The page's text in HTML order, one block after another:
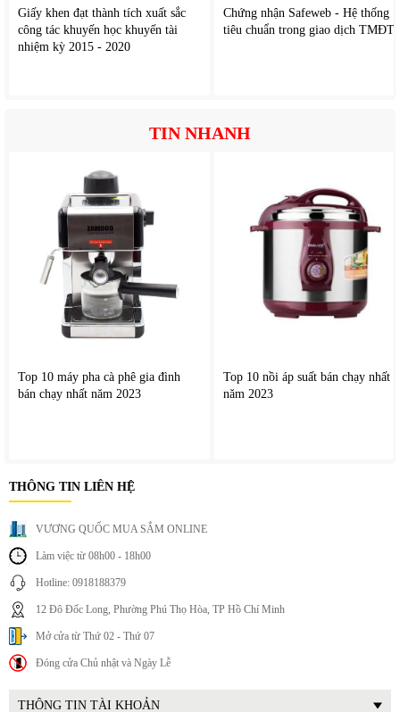
II. Tính năng nổi bật của Kata MG20
Nhiều cấp độ điều chỉnh phù hợp từng nhu cầu
Đi kèm nhiều đầu massage tiện dụng
Pin sạc tiện lợi, linh hoạt
Hoạt động êm, không gây ồn lớn
Phù hợp nhiều đối tượng sử dụng
Giấy khen đạt thành tích xuất sắc
công tác khuyến học khuyến tài
nhiệm kỳ 2015 - 2020
Chứng nhận Safeweb - Hệ thống
tiêu chuẩn trong giao dịch TMĐT
TIN NHANH
Top 10 máy pha cà phê gia đình
bán chạy nhất năm 2023
Top 10 nồi áp suất bán chạy nhất
năm 2023
THÔNG TIN LIÊN HỆ
VƯƠNG QUỐC MUA SẮM ONLINE
Làm việc từ 08h00 - 18h00
Hotline: 0918188379
12 Đô Đốc Long, Phường Phú Thọ Hòa, TP Hồ Chí Minh
Mở cửa từ Thứ 02 - Thứ 07
Đóng cửa Chủ nhật và Ngày Lễ
THÔNG TIN TÀI KHOẢN